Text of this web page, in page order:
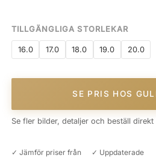
TILLGÄNGLIGA STORLEKAR
16.0 17.0 18.0 19.0 20.0
SE PRIS HOS
Se fler bilder, detaljer och beställ
✓ Jämför priser från
✓ Uppdaterade